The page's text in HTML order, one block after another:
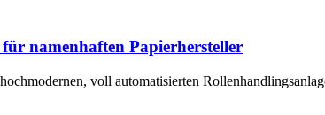
namenhaften Papierhersteller
voll automatisierten